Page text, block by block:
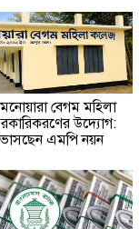
বেগম মহিলা
উদ্যোগ:
ভাসছেন এমপি নয়ন